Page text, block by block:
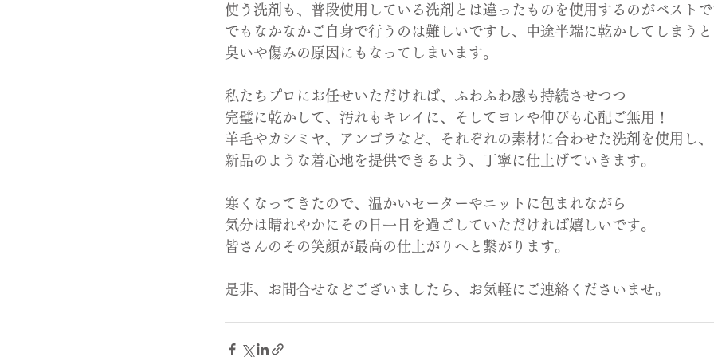
使う洗剤も、普段使用している洗剤とは違ったものを使用するのがベスト
でもなかなかご自身で行うのは難しいですし、中途半端に乾かしてしまうと
臭いや傷みの原因にもなってしまいます。
私たちプロにお任せいただければ、ふわふわ感も持続させつつ
完璧に乾かして、汚れもキレイに、そしてヨレや伸びも心配ご無用！
羊毛やカシミヤ、アンゴラなど、それぞれの素材に合わせた洗剤を使用し、
新品のような着心地を提供できるよう、丁寧に仕上げていきます。
寒くなってきたので、温かいセーターやニットに包まれながら
気分は晴れやかにその日一日を過ごしていただければ嬉しいです。
皆さんのその笑顔が最高の仕上がりへと繋がります。
是非、お問合せなどございましたら、お気軽にご連絡くださいませ。